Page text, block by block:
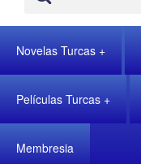
Novelas Turcas
Películas Turcas
Membresia